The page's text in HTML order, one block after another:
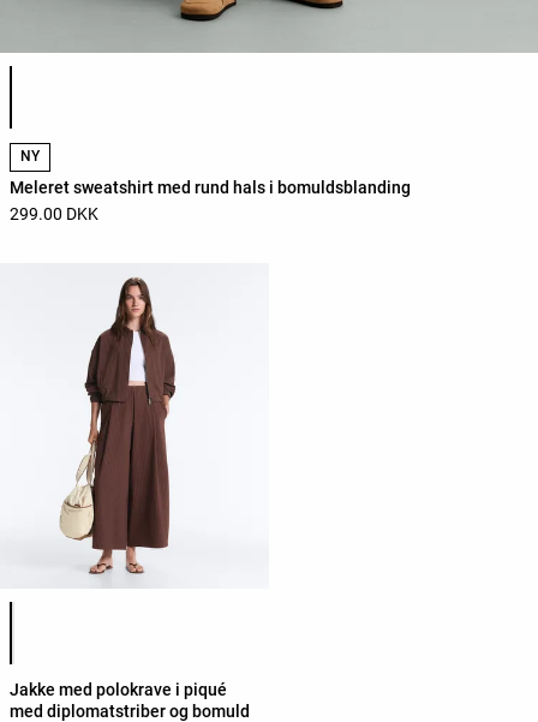
Liste over produktfarver
NY
Meleret sweatshirt med rund hals i bomuldsblanding
299.00 DKK
Liste over produktfarver
Jakke med polokrave i piqué
med diplomatstriber og bomuld